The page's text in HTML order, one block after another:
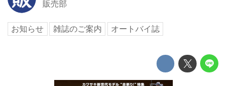
販売部
お知らせ 雑誌のご案内 オートバイ誌